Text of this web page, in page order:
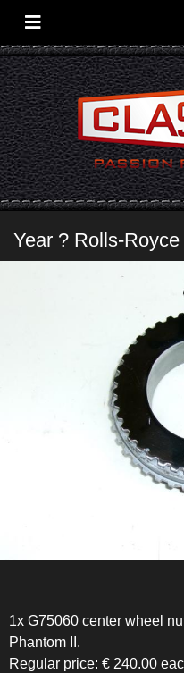
Year ? Rolls-
1x G75060 center wheel
Phantom II.
Regular price: € 240.00